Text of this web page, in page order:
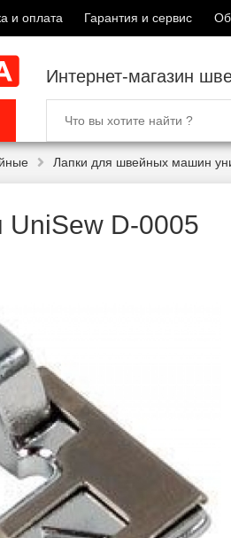
и оплата Гарантия и сервис
Интернет-магазин
Лапки для швейных машин
D-0005